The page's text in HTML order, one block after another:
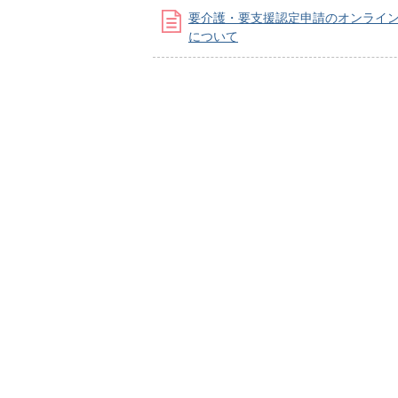
要介護・要支援認定申請のオンライ
について